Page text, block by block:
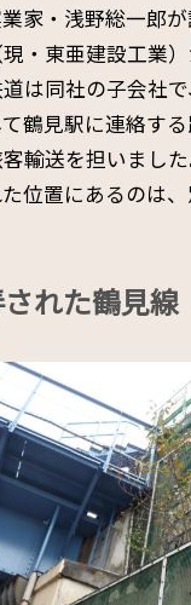
家・浅野総一郎
・東亜建設工業
は同社の子会社
鶴見駅に連絡する
輸送を担いまし
位置にあるのは
れた鶴見線